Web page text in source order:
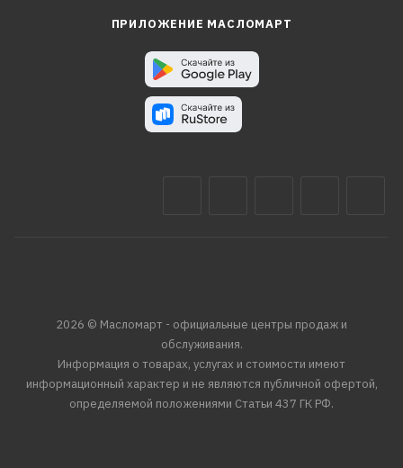
ПРИЛОЖЕНИЕ МАСЛОМАРТ
2026 © Масломарт - официальные центры продаж и
обслуживания.
Информация о товарах, услугах и стоимости имеют
информационный характер и не являются публичной офертой,
определяемой положениями Статьи 437 ГК РФ.